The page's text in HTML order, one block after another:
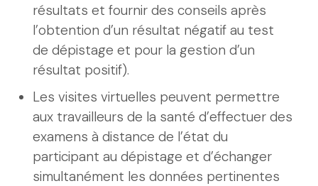
résultats et fournir des conseils après
l’obtention d’un résultat négatif au test
de dépistage et pour la gestion d’un
résultat positif).
Les visites virtuelles peuvent permettre
aux travailleurs de la santé d’effectuer des
examens à distance de l’état du
participant au dépistage et d’échanger
simultanément les données pertinentes